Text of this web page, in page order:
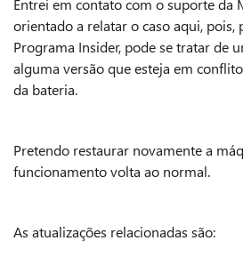
Entrei em contato com o suporte da
orientado a relatar o caso aqui,
Programa Insider, pode se tratar de
alguma versão que esteja em
da bateria.
Pretendo restaurar novamente a
funcionamento volta ao normal.
As atualizações relacionadas são: